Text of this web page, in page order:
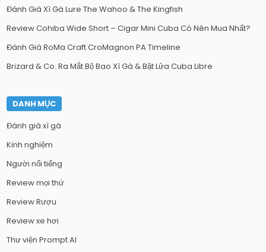
Đánh Giá Xì Gà Lure The Wahoo & The Kingfish
Review Cohiba Wide Short – Cigar Mini Cuba Có Nên Mua Nhất?
Đánh Giá RoMa Craft CroMagnon PA Timeline
Brizard & Co. Ra Mắt Bộ Bao Xì Gà & Bật Lửa Cuba Libre
DANH MỤC
Đánh giá xì gà
Kinh nghiệm
Người nổi tiếng
Review mọi thứ
Review Rượu
Review xe hơi
Thư viện Prompt AI